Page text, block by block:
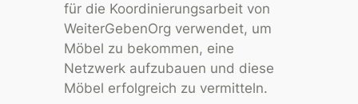
für die Koordinierungsarbeit von
WeiterGebenOrg verwendet, um
Möbel zu bekommen, eine
Netzwerk aufzubauen und diese
Möbel erfolgreich zu vermitteln.